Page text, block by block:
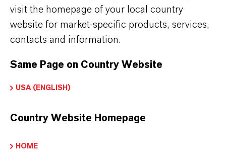
eile
Macrolex®
visit the homepage of your local country
website for market-specific products, services,
contacts and information.
Same Page on Country Website
USA (ENGLISH)
Country Website Homepage
HOME